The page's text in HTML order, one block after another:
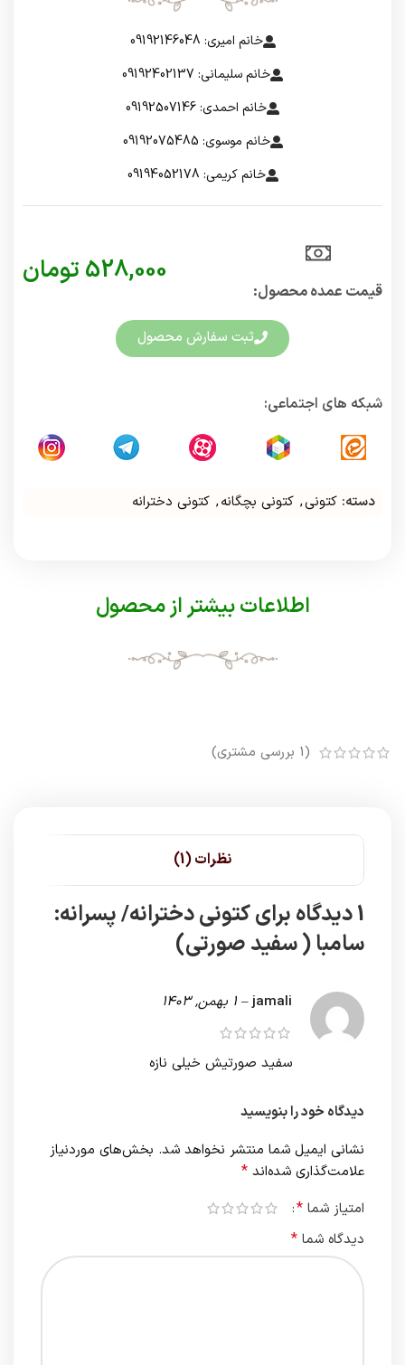
خانم امیری: 09192146048
خانم سلیمانی: 09192402137
خانم احمدی: 09192507146
خانم موسوی: 09192075485
خانم کریمی: 09194052178
قیمت عمده محصول:​
528,000 تومان
ثبت سفارش محصول
شبکه های اجتماعی:
دسته: کتونی, کتونی بچگانه, کتونی دخترانه
اطلاعات بیشتر از محصول
(
1 بررسی مشتری)
نظرات (1)
1 دیدگاه برای
کتونی دخترانه/ پسرانه:
سامبا ( سفید صورتی)
jamali
– 1 بهمن, 1403
سفید صورتیش خیلی نازه
دیدگاه خود را بنویسید
نشانی ایمیل شما منتشر نخواهد شد. بخش‌های موردنیاز
علامت‌گذاری شده‌اند *
امتیاز شما *
دیدگاه شما *